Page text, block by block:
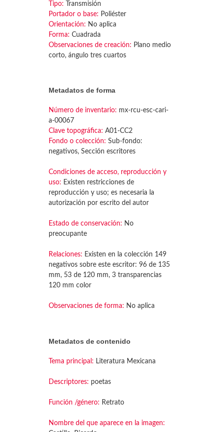
Tipo: Transmisión
Portador o base: Poliéster
Orientación: No aplica
Forma: Cuadrada
Observaciones de creación: Plano medio
corto, ángulo tres cuartos
Metadatos de forma
Número de inventario: mx-rcu-esc-cari-
a-00067
Clave topográfica: A01-CC2
Fondo o colección: Sub-fondo:
negativos, Sección escritores
Condiciones de acceso, reproducción y
uso: Existen restricciones de
reproducción y uso; es necesaria la
autorización por escrito del autor
Estado de conservación: No
preocupante
Relaciones: Existen en la colección 149
negativos sobre este escritor: 96 de 135
mm, 53 de 120 mm, 3 transparencias
120 mm color
Observaciones de forma: No aplica
Metadatos de contenido
Tema principal: Literatura Mexicana
Descriptores: poetas
Función /género: Retrato
Nombre del que aparece en la imagen: